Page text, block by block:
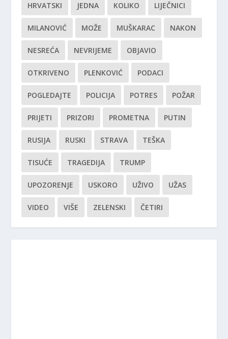
HRVATSKI JEDNA KOLIKO LIJEČNICI
MILANOVIĆ MOŽE MUŠKARAC NAKON
NESREĆA NEVRIJEME OBJAVIO
OTKRIVENO PLENKOVIĆ PODACI
POGLEDAJTE POLICIJA POTRES POŽAR
PRIJETI PRIZORI PROMETNA PUTIN
RUSIJA RUSKI STRAVA TEŠKA
TISUĆE TRAGEDIJA TRUMP
UPOZORENJE USKORO UŽIVO UŽAS
VIDEO VIŠE ZELENSKI ČETIRI